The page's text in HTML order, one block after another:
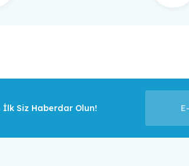
Siz Haberdar Olun!